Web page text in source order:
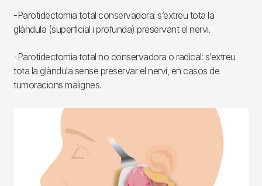
-Parotidectomia total conservadora: s’extreu tota la
glàndula (superficial i profunda) preservant el nervi.
-Parotidectomia total no conservadora o radical: s’extreu
tota la glàndula sense preservar el nervi, en casos de
tumoracions malignes.